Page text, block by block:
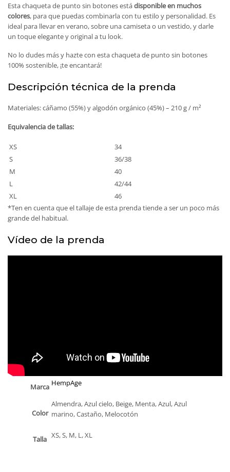
Esta chaqueta de punto sin botones estádisponible en muchos
colores, para que puedas combinarla con tu estilo y personalidad. Es
ideal para llevar en verano, sobre una camiseta o un vestido, y darle
un toque elegante y original a tu look.
No lo dudes más y hazte con esta chaqueta de punto sin botones
100% sostenible, ¡te encantará!
Descripción técnica de la prenda
Materiales: cáñamo (55%) y algodón orgánico (45%) – 210 g / m²
Equivalencia de tallas:
XS
34
S
36/38
M
40
L
42/44
XL
46
*Ten en cuenta que el tallaje de esta prenda tiende a ser un poco más
grande del habitual.
Vídeo de la prenda
Marca HempAge
Color
Almendra, Azul cielo, Beige, Menta, Azul, Azul
marino, Castaño, Melocotón
Talla XS, S, M, L, XL